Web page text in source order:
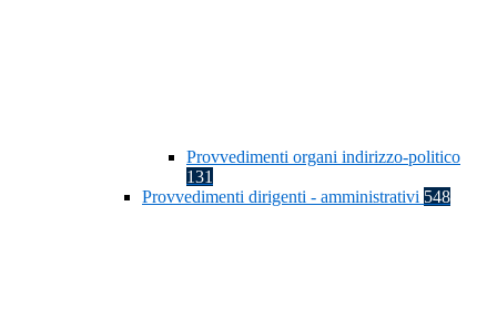
Provvedimenti organi indirizzo-politico
131
Provvedimenti dirigenti - amministrativi 548